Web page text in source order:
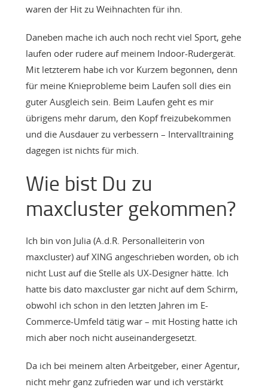
waren der Hit zu Weihnachten für ihn.
Daneben mache ich auch noch recht viel Sport, gehe
laufen oder rudere auf meinem Indoor-Rudergerät.
Mit letzterem habe ich vor Kurzem begonnen, denn
für meine Knieprobleme beim Laufen soll dies ein
guter Ausgleich sein. Beim Laufen geht es mir
übrigens mehr darum, den Kopf freizubekommen
und die Ausdauer zu verbessern – Intervalltraining
dagegen ist nichts für mich.
Wie bist Du zu
maxcluster gekommen?
Ich bin von Julia (A.d.R. Personalleiterin von
maxcluster) auf XING angeschrieben worden, ob ich
nicht Lust auf die Stelle als UX-Designer hätte. Ich
hatte bis dato maxcluster gar nicht auf dem Schirm,
obwohl ich schon in den letzten Jahren im E-
Commerce-Umfeld tätig war – mit Hosting hatte ich
mich aber noch nicht auseinandergesetzt.
Da ich bei meinem alten Arbeitgeber, einer Agentur,
nicht mehr ganz zufrieden war und ich verstärkt